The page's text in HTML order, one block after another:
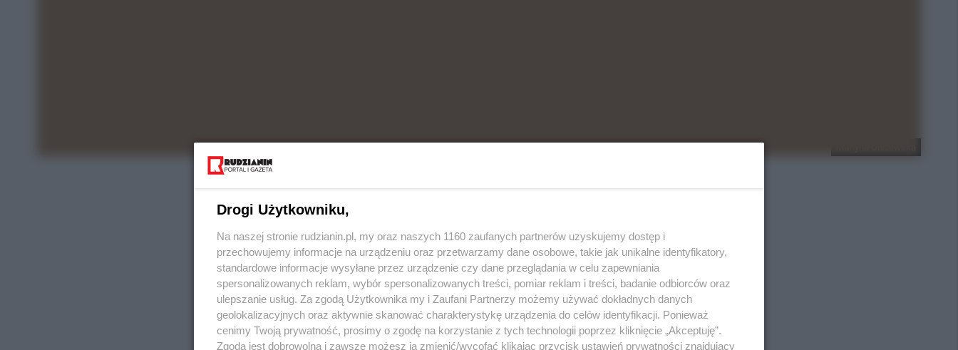
Drogi Użytkowniku,
Na naszej stronie rudzianin.pl, my oraz naszych 1160 zaufanych partnerów uzyskujemy dostęp i
przechowujemy informacje na urządzeniu oraz przetwarzamy dane osobowe, takie jak unikalne identyfikatory,
standardowe informacje wysyłane przez urządzenie czy dane przeglądania w celu zapewniania
spersonalizowanych reklam, wybór spersonalizowanych treści, pomiar reklam i treści, badanie odbiorców oraz
ulepszanie usług. Za zgodą Użytkownika my i Zaufani Partnerzy możemy używać dokładnych danych
geolokalizacyjnych oraz aktywnie skanować charakterystykę urządzenia do celów identyfikacji. Ponieważ
cenimy Twoją prywatność, prosimy o zgodę na korzystanie z tych technologii poprzez kliknięcie „Akceptuję”.
Zgoda jest dobrowolna i zawsze możesz ją zmienić/wycofać klikając przycisk ustawień prywatności znajdujący